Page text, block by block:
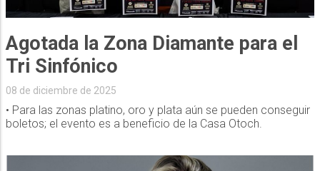
Agotada la Zona Diamante para el
Tri Sinfónico
08 de diciembre de 2025
• Para las zonas platino, oro y plata aún se pueden conseguir
boletos; el evento es a beneficio de la Casa Otoch.